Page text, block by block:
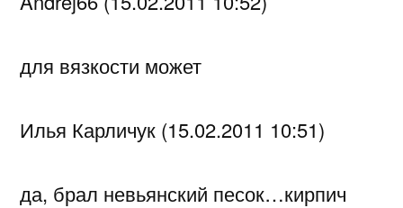
для вязкости может
Илья Карличук (15.02.2011 10:51)
да, брал невьянский песок…кирпич